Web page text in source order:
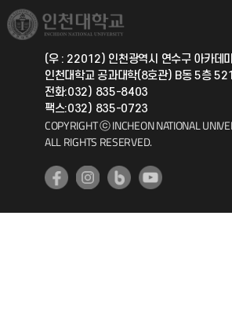
취업정보(학생)
총동문회
국제지원과
공자아카데미
기초교육원
(우 : 22012) 인천광역시 연수구 아카데
인천대학교 공과대학(8호관) B동 5층
전화:032) 835-8403
팩스:032) 835-0723
COPYRIGHT ⓒ INCHEON NATIONAL
ALL RIGHTS RESERVED.